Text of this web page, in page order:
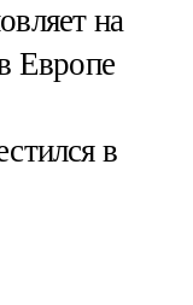
на
Европе
в